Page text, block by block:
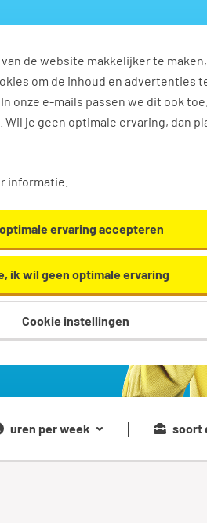
de website makkelijker te
om de inhoud en advertenties
onze e-mails passen we dit ook
je geen optimale ervaring, dan
informatie.
ervaring accepteren
ik wil geen optimale ervaring
Cookie instellingen
Werkplezier Contact
in Huissen
we helpen je graag een
uren per week soort